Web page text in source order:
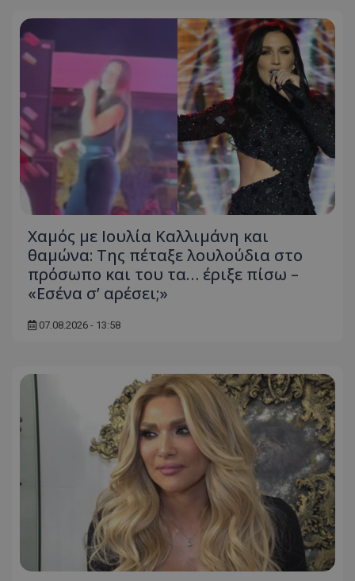
Χαμός με Ιουλία Καλλιμάνη και
θαμώνα: Της πέταξε λουλούδια στο
πρόσωπο και του τα… έριξε πίσω –
«Εσένα σ’ αρέσει;»
07.08.2026 - 13:58